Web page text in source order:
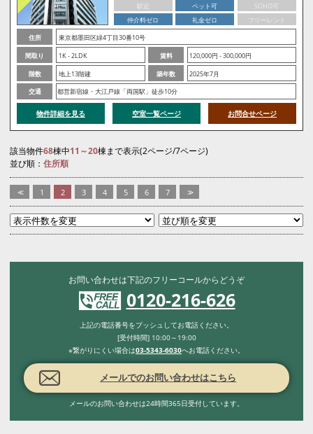
駅近
ペット可
SOHO可
仲介料ゼロ
礼金ゼロ
フリーレント
住所
東京都墨田区緑4丁目30番10号
間取り
1K - 2LDK 賃料
120,000円 - 300,000円
階数
地上13階建 築年数
2025年7月
交通
都営新宿線・大江戸線「両国駅」徒歩10分
物件詳細を見る 空室一覧ページ お問合せページ
該当物件68棟中11～20棟まで表示(2ページ/7ページ)
並び順： 住所順
<< 1 2 3 4 5 6 7 >>
お問い合わせは下記のフリーコールからどうぞ
0120-216-626
上記の電話番号をプッシュしてお電話ください。
[受付時間] 10:00～19:00
※繋がりにくい場合は03-5343-6030へお電話ください。
メールでのお問い合わせはこちら
メールのお問い合わせは24時間365日受付しています。